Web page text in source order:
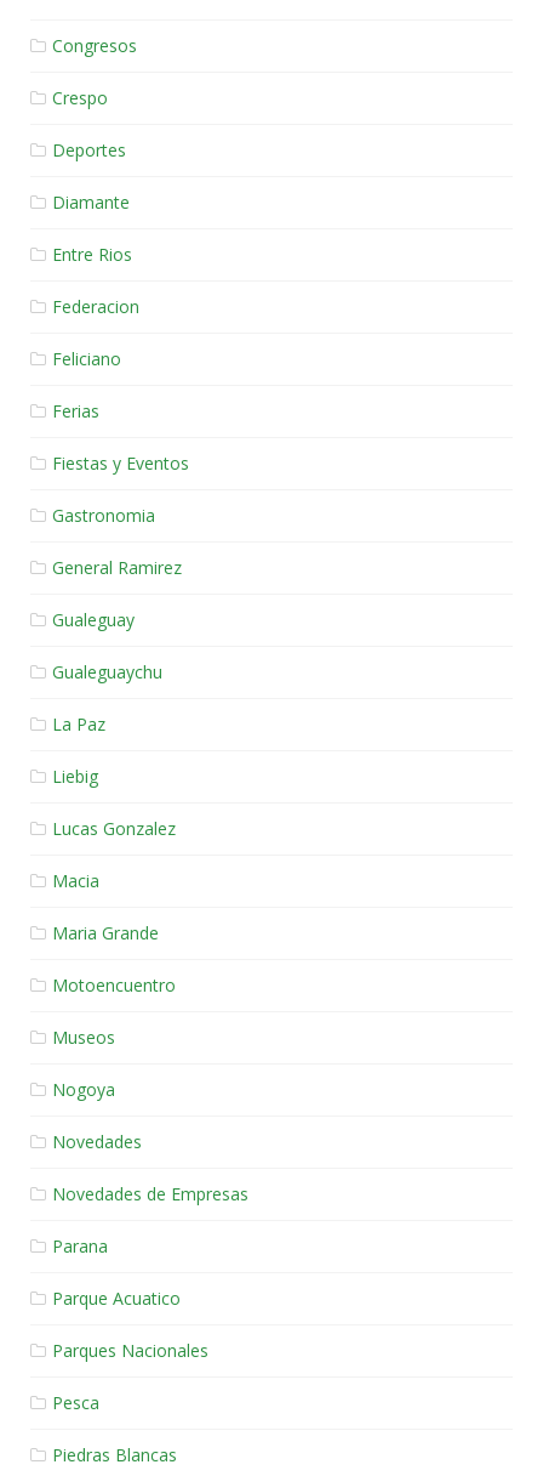
Congresos
Crespo
Deportes
Diamante
Entre Rios
Federacion
Feliciano
Ferias
Fiestas y Eventos
Gastronomia
General Ramirez
Gualeguay
Gualeguaychu
La Paz
Liebig
Lucas Gonzalez
Macia
Maria Grande
Motoencuentro
Museos
Nogoya
Novedades
Novedades de Empresas
Parana
Parque Acuatico
Parques Nacionales
Pesca
Piedras Blancas